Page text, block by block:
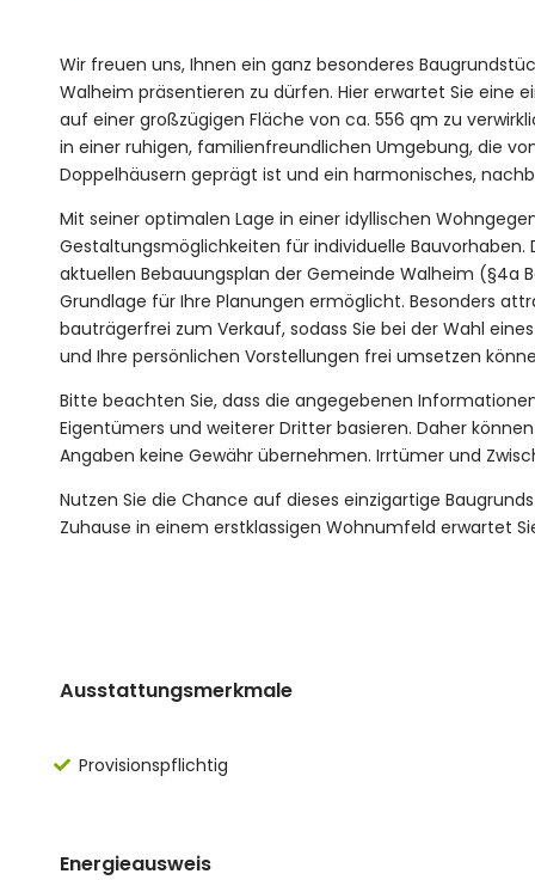
Wir freuen uns, Ihnen ein ganz besonderes
Walheim präsentieren zu dürfen. Hier erwartet Sie eine
auf einer großzügigen Fläche von ca. 556 qm zu
in einer ruhigen, familienfreundlichen Umgebung, die
Doppelhäusern geprägt ist und ein harmonisches,
Mit seiner optimalen Lage in einer idyllischen
Gestaltungsmöglichkeiten für individuelle
aktuellen Bebauungsplan der Gemeinde Walheim (§4a
Grundlage für Ihre Planungen ermöglicht. Besonders
bauträgerfrei zum Verkauf, sodass Sie bei der Wahl
und Ihre persönlichen Vorstellungen frei umsetzen
Bitte beachten Sie, dass die angegebenen
Eigentümers und weiterer Dritter basieren. Daher
Angaben keine Gewähr übernehmen. Irrtümer und
Nutzen Sie die Chance auf dieses einzigartige
Zuhause in einem erstklassigen Wohnumfeld erwartet
Ausstattungsmerkmale
Provisionspflichtig
Energieausweis